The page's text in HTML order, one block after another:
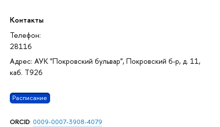
Контакты
Телефон:
28116
Адрес: АУК "Покровский бульвар", Покровский б-р, д. 11,
каб. T926
Расписание
ORCID: 0009-0007-3908-4079